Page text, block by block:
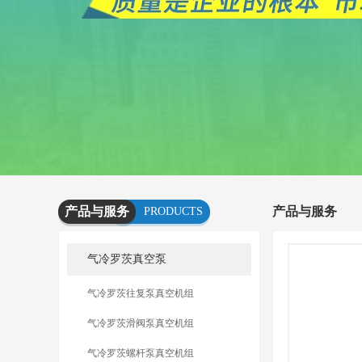
产品与服务
PRODUCTS
SERVICES
气冷罗茨真空泵
气冷罗茨往复泵真空机组
气冷罗茨滑阀泵真空机组
气冷罗茨螺杆泵真空机组
产品与服务